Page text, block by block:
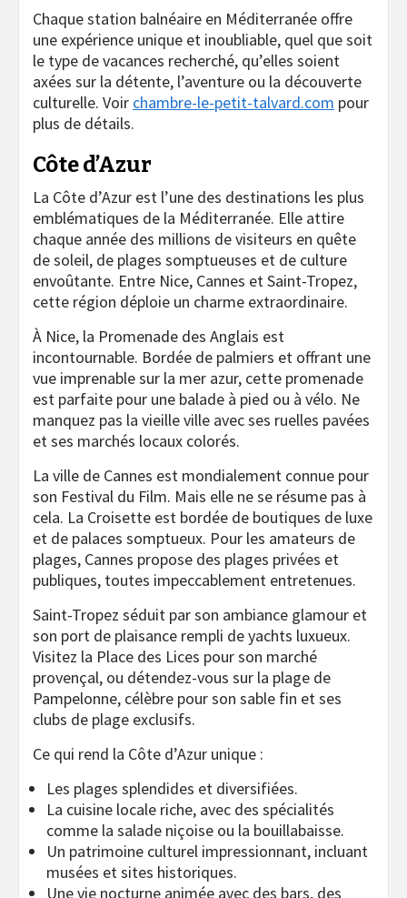
Chaque station balnéaire en Méditerranée offre
une expérience unique et inoubliable, quel que soit
le type de vacances recherché, qu’elles soient
axées sur la détente, l’aventure ou la découverte
culturelle. Voir chambre-le-petit-talvard.com pour
plus de détails.
Côte d’Azur
La Côte d’Azur est l’une des destinations les plus
emblématiques de la Méditerranée. Elle attire
chaque année des millions de visiteurs en quête
de soleil, de plages somptueuses et de culture
envoûtante. Entre Nice, Cannes et Saint-Tropez,
cette région déploie un charme extraordinaire.
À Nice, la Promenade des Anglais est
incontournable. Bordée de palmiers et offrant une
vue imprenable sur la mer azur, cette promenade
est parfaite pour une balade à pied ou à vélo. Ne
manquez pas la vieille ville avec ses ruelles pavées
et ses marchés locaux colorés.
La ville de Cannes est mondialement connue pour
son Festival du Film. Mais elle ne se résume pas à
cela. La Croisette est bordée de boutiques de luxe
et de palaces somptueux. Pour les amateurs de
plages, Cannes propose des plages privées et
publiques, toutes impeccablement entretenues.
Saint-Tropez séduit par son ambiance glamour et
son port de plaisance rempli de yachts luxueux.
Visitez la Place des Lices pour son marché
provençal, ou détendez-vous sur la plage de
Pampelonne, célèbre pour son sable fin et ses
clubs de plage exclusifs.
Ce qui rend la Côte d’Azur unique :
Les plages splendides et diversifiées.
La cuisine locale riche, avec des spécialités
comme la salade niçoise ou la bouillabaisse.
Un patrimoine culturel impressionnant, incluant
musées et sites historiques.
Une vie nocturne animée avec des bars, des